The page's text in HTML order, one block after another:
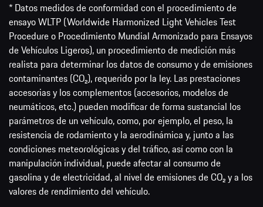
* Datos medidos de conformidad con el procedimiento de
ensayo WLTP (Worldwide Harmonized Light Vehicles Test
Procedure o Procedimiento Mundial Armonizado para Ensayos
de Vehículos Ligeros), un procedimiento de medición más
realista para determinar los datos de consumo y de emisiones
contaminantes (CO₂), requerido por la ley. Las prestaciones
accesorias y los complementos (accesorios, modelos de
neumáticos, etc.) pueden modificar de forma sustancial los
parámetros de un vehículo, como, por ejemplo, el peso, la
resistencia de rodamiento y la aerodinámica y, junto a las
condiciones meteorológicas y del tráfico, así como con la
manipulación individual, puede afectar al consumo de
gasolina y de electricidad, al nivel de emisiones de CO₂ y a los
valores de rendimiento del vehículo.